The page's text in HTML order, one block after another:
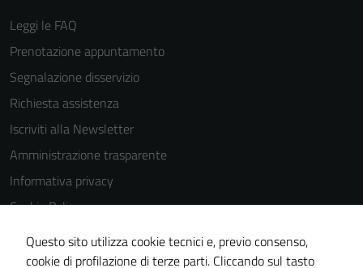
Leggi le FAQ
Prenotazione appuntamento
Segnalazione disservizio
Richiesta assistenza
Iscriviti alla Newsletter
Amministrazione trasparente
Informativa privacy
Cookie Policy
Media policy
Note legali
Questo sito utilizza cookie tecnici e, previo consenso,
cookie di profilazione di terze parti. Cliccando sul tasto